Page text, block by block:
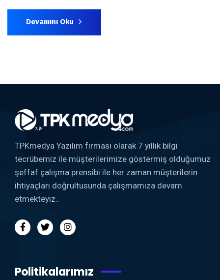
Devamını Oku
TPKmedya Yazılım firması olarak 7 yıllık bilgi
tecrübemiz ile müşterilerimize göstermiş olduğumuz
şeffaf çalışma prensibi ile her zaman müşterilerin
ihtiyaçları doğrultusunda çalışmamıza devam
etmekteyiz..
Politikalarımız